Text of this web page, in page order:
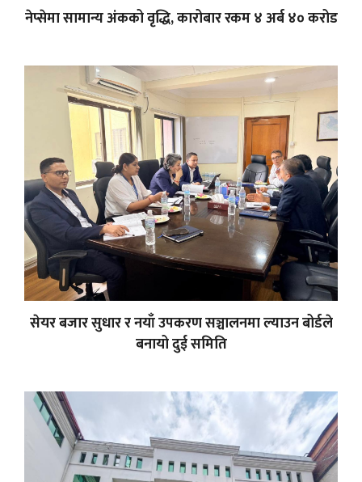
नेप्सेमा सामान्य अंकको वृद्धि, कारोबार रकम ४ अर्ब ४० करोड
सेयर बजार सुधार र नयाँ उपकरण सञ्चालनमा ल्याउन बोर्डले
बनायो दुई समिति